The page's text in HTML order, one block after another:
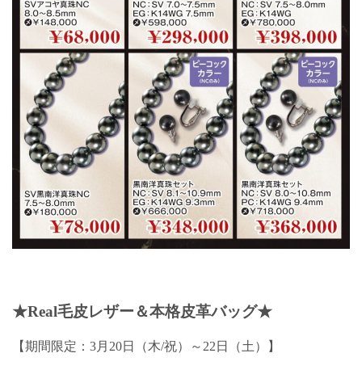
★Real毛皮レザー＆本格皮革バッグ★
【期間限定：3月20日（木/祝）～22日（土）】